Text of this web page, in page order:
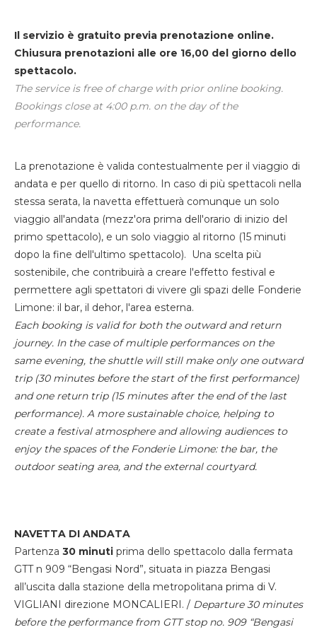
Il servizio è gratuito previa prenotazione online.
Chiusura prenotazioni alle ore 16,00 del giorno dello
spettacolo.
The service is free of charge with prior online booking.
Bookings close at 4:00 p.m. on the day of the
performance.
La prenotazione è valida contestualmente per il viaggio di
andata e per quello di ritorno. In caso di più spettacoli nella
stessa serata, la navetta effettuerà comunque un solo
viaggio all'andata (mezz'ora prima dell'orario di inizio del
primo spettacolo), e un solo viaggio al ritorno (15 minuti
dopo la fine dell'ultimo spettacolo). Una scelta più
sostenibile, che contribuirà a creare l'effetto festival e
permettere agli spettatori di vivere gli spazi delle Fonderie
Limone: il bar, il dehor, l'area esterna.
Each booking is valid for both the outward and return
journey. In the case of multiple performances on the
same evening, the shuttle will still make only one outward
trip (30 minutes before the start of the first performance)
and one return trip (15 minutes after the end of the last
performance). A more sustainable choice, helping to
create a festival atmosphere and allowing audiences to
enjoy the spaces of the Fonderie Limone: the bar, the
outdoor seating area, and the external courtyard.
NAVETTA DI ANDATA
Partenza 30 minuti prima dello spettacolo dalla fermata
GTT n 909 “Bengasi Nord”, situata in piazza Bengasi
all’uscita dalla stazione della metropolitana prima di V.
VIGLIANI direzione MONCALIERI. / Departure 30 minutes
before the performance from GTT stop no. 909 “Bengasi